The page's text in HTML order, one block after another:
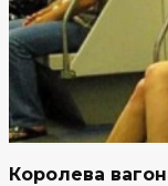
Королева